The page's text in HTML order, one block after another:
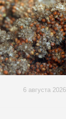
6 августа 2026